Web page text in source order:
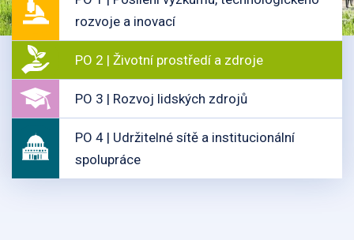
rozvoje a inovací
PO 2 | Životní prostředí a zdroje
PO 3 | Rozvoj lidských zdrojů
PO 4 | Udržitelné sítě a institucionální
spolupráce